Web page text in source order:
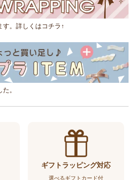
す。詳しくはコチラ↑
。
ギフトラッピング対応
選べるギフトカード付